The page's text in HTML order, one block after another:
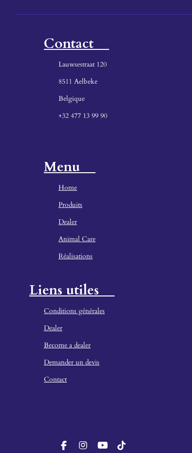
Contact
Lauwsestraat 120
8511 Aelbeke
Belgique
+32 477 13 99 90
Menu
Home
Produits
Dealer
Animal Care
Réalisations
Liens utiles
Conditions générales
Dealer
Become a dealer
Demander un devis
Contact
F I Y T